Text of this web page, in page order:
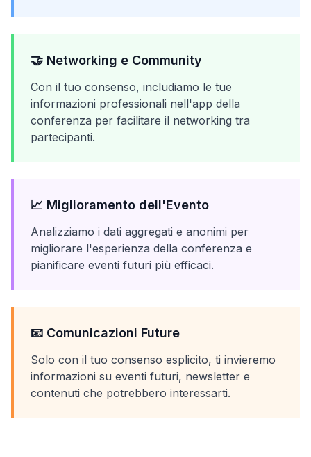
🤝 Networking e Community
Con il tuo consenso, includiamo le tue
informazioni professionali nell'app della
conferenza per facilitare il networking tra
partecipanti.
📈 Miglioramento dell'Evento
Analizziamo i dati aggregati e anonimi per
migliorare l'esperienza della conferenza e
pianificare eventi futuri più efficaci.
📧 Comunicazioni Future
Solo con il tuo consenso esplicito, ti invieremo
informazioni su eventi futuri, newsletter e
contenuti che potrebbero interessarti.